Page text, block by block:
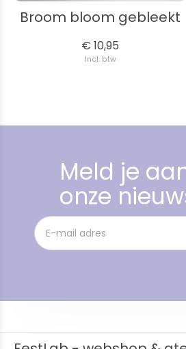
Broom bloom gebleekt
€ 10,95
Incl. btw
Meld je
onze